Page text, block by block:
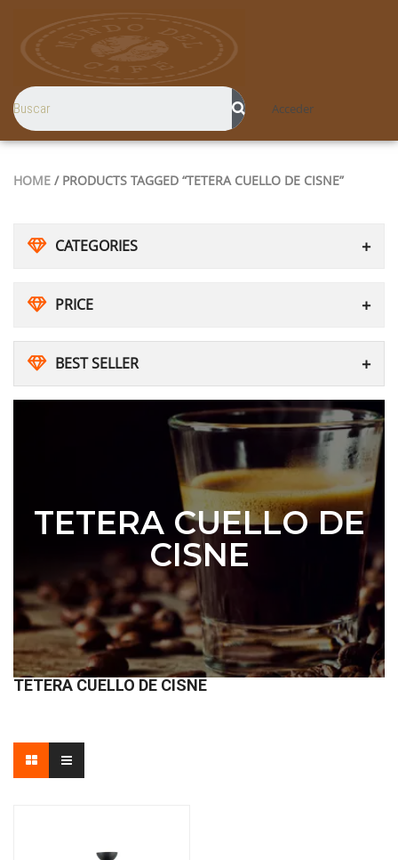
Acceder
HOME / PRODUCTS TAGGED “TETERA CUELLO DE CISNE”
CATEGORIES
PRICE
BEST SELLER
TETERA CUELLO DE
CISNE
TETERA CUELLO DE CISNE